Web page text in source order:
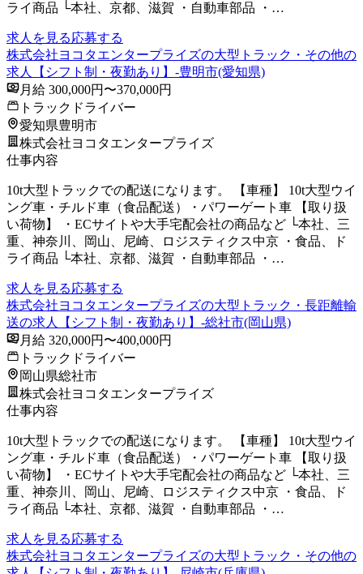
ライ商品 └本社、京都、滋賀 ・自動車部品 ・…
求人を見る応募する
株式会社ヨコタエンタープライズの大型トラック・その他の
求人【シフト制・夜勤あり】-豊明市(愛知県)
月給 300,000円〜370,000円
トラックドライバー
愛知県豊明市
株式会社ヨコタエンタープライズ
仕事内容
10t大型トラックでの配送になります。 【車種】 10t大型ウイ
ング車・チルド車（食品配送）・パワーゲート車 【取り扱
い荷物】 ・ECサイトや大手宅配会社の商品など └本社、三
重、神奈川、岡山、尼崎、ロジスティクス中京 ・食品、ド
ライ商品 └本社、京都、滋賀 ・自動車部品 ・…
求人を見る応募する
株式会社ヨコタエンタープライズの大型トラック・長距離輸
送の求人【シフト制・夜勤あり】-総社市(岡山県)
月給 320,000円〜400,000円
トラックドライバー
岡山県総社市
株式会社ヨコタエンタープライズ
仕事内容
10t大型トラックでの配送になります。 【車種】 10t大型ウイ
ング車・チルド車（食品配送）・パワーゲート車 【取り扱
い荷物】 ・ECサイトや大手宅配会社の商品など └本社、三
重、神奈川、岡山、尼崎、ロジスティクス中京 ・食品、ド
ライ商品 └本社、京都、滋賀 ・自動車部品 ・…
求人を見る応募する
株式会社ヨコタエンタープライズの大型トラック・その他の